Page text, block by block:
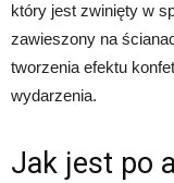
który jest zwinięty w
zawieszony na
tworzenia efektu
wydarzenia.
Jak jest po